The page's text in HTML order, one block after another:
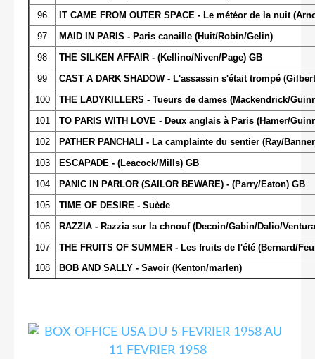
96
IT CAME FROM OUTER SPACE - Le météor de la nuit
97
MAID IN PARIS - Paris canaille (Huit/Robin/Gelin)
98
THE SILKEN AFFAIR - (Kellino/Niven/Page) GB
99
CAST A DARK SHADOW - L'assassin s'était trompé
100
THE LADYKILLERS - Tueurs de dames (Mackendrick/
101
TO PARIS WITH LOVE - Deux anglais à Paris (Hamer/
102
PATHER PANCHALI - La camplainte du sentier (Ray/
103
ESCAPADE - (Leacock/Mills) GB
104
PANIC IN PARLOR (SAILOR BEWARE) - (Parry/Eaton) GB
105
TIME OF DESIRE - Suède
106
RAZZIA - Razzia sur la chnouf (Decoin/Gabin/Dalio/
107
THE FRUITS OF SUMMER - Les fruits de l'été (Bernard/
108
BOB AND SALLY - Savoir (Kenton/marlen)